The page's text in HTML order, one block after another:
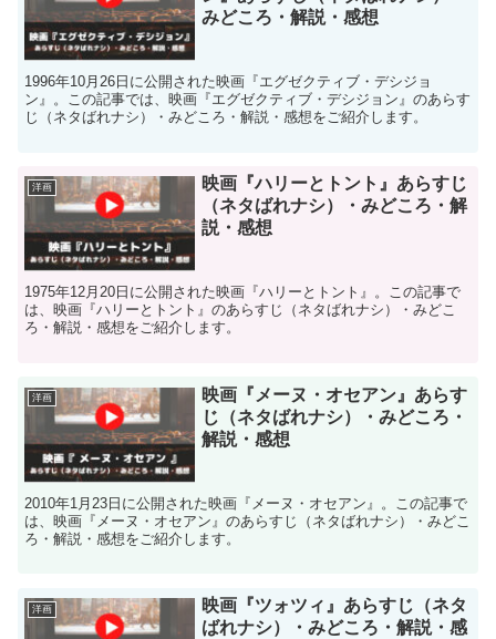
みどころ・解説・感想
1996年10月26日に公開された映画『エグゼクティブ・デシジョ
ン』。この記事では、映画『エグゼクティブ・デシジョン』のあらす
じ（ネタばれナシ）・みどころ・解説・感想をご紹介します。
洋画
映画『ハリーとトント』あらすじ
（ネタばれナシ）・みどころ・解
説・感想
1975年12月20日に公開された映画『ハリーとトント』。この記事で
は、映画『ハリーとトント』のあらすじ（ネタばれナシ）・みどこ
ろ・解説・感想をご紹介します。
洋画
映画『メーヌ・オセアン』あらす
じ（ネタばれナシ）・みどころ・
解説・感想
2010年1月23日に公開された映画『メーヌ・オセアン』。この記事で
は、映画『メーヌ・オセアン』のあらすじ（ネタばれナシ）・みどこ
ろ・解説・感想をご紹介します。
洋画
映画『ツォツィ』あらすじ（ネタ
ばれナシ）・みどころ・解説・感